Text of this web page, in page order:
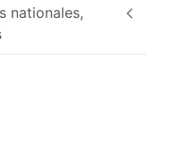
nationales,